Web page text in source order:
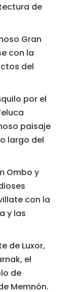
de
Gran
con la
del
por el
paisaje
largo del
Ombo y
con la
y las
de Luxor,
el
de
Memnón.